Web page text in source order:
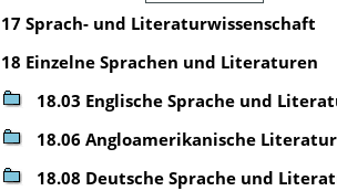
17 Sprach- und Literaturwissenschaft
18 Einzelne Sprachen und Literaturen
18.03 Englische Sprache und
18.06 Angloamerikanische Literatur
18.08 Deutsche Sprache und